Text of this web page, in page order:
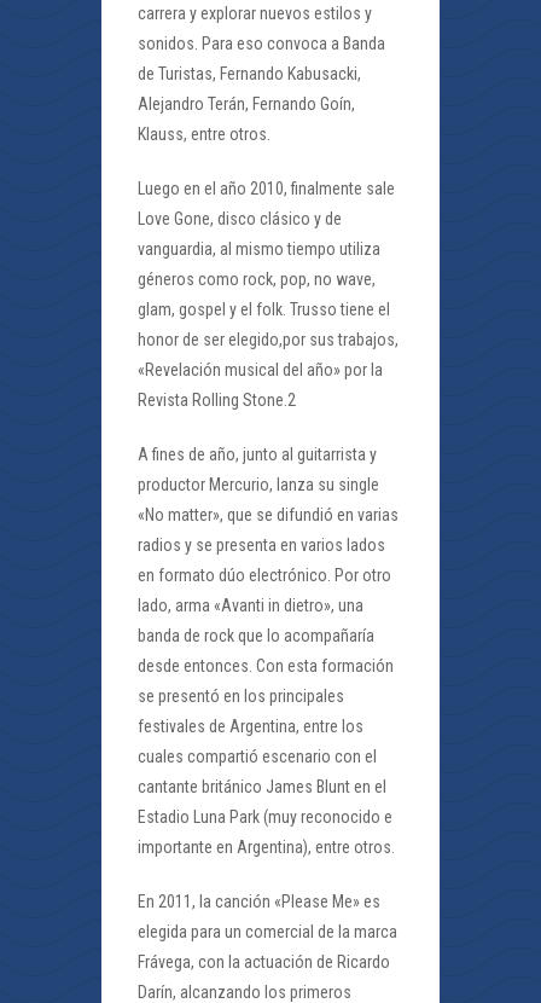
carrera y explorar nuevos estilos y
sonidos. Para eso convoca a Banda
de Turistas, Fernando Kabusacki,
Alejandro Terán, Fernando Goín,
Klauss, entre otros.
Luego en el año 2010, finalmente sale
Love Gone, disco clásico y de
vanguardia, al mismo tiempo utiliza
géneros como rock, pop, no wave,
glam, gospel y el folk. Trusso tiene el
honor de ser elegido,por sus trabajos,
«Revelación musical del año» por la
Revista Rolling Stone.2
A fines de año, junto al guitarrista y
productor Mercurio, lanza su single
«No matter», que se difundió en varias
radios y se presenta en varios lados
en formato dúo electrónico. Por otro
lado, arma «Avanti in dietro», una
banda de rock que lo acompañaría
desde entonces. Con esta formación
se presentó en los principales
festivales de Argentina, entre los
cuales compartió escenario con el
cantante británico James Blunt en el
Estadio Luna Park (muy reconocido e
importante en Argentina), entre otros.
En 2011, la canción «Please Me» es
elegida para un comercial de la marca
Frávega, con la actuación de Ricardo
Darín, alcanzando los primeros